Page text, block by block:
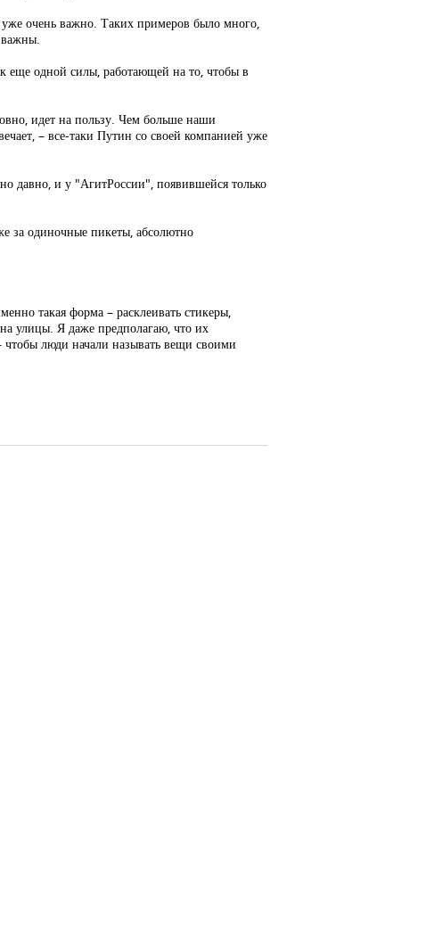
уже очень важно. Таких примеров было много,
еще одной силы, работающей на то, чтобы в
идет на пользу. Чем больше наши
– все-таки Путин со своей компанией уже
давно, и у "АгитРоссии", появившейся только
за одиночные пикеты, абсолютно
такая форма – расклеивать стикеры,
улицы. Я даже предполагаю, что их
чтобы люди начали называть вещи своими